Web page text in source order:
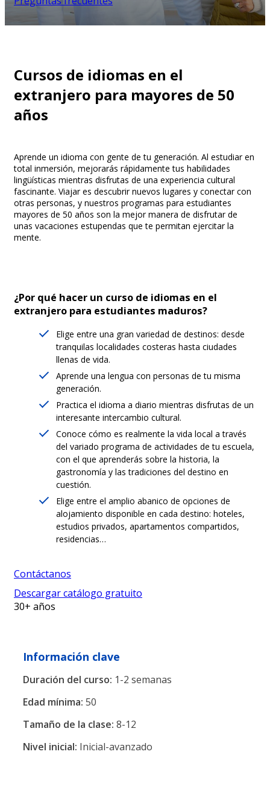
Cursos de idiomas en el
extranjero para mayores de 50
años
Aprende un idioma con gente de tu generación. Al estudiar en
total inmersión, mejorarás rápidamente tus habilidades
lingüísticas mientras disfrutas de una experiencia cultural
fascinante. Viajar es descubrir nuevos lugares y conectar con
otras personas, y nuestros programas para estudiantes
mayores de 50 años son la mejor manera de disfrutar de
unas vacaciones estupendas que te permitan ejercitar la
mente.
Información clave
Duración del curso: 1-2 semanas
Edad mínima: 50
Tamaño de la clase: 8-12
Nivel inicial: Inicial-avanzado
¿Por qué hacer un curso de idiomas en el
extranjero para estudiantes maduros?
Elige entre una gran variedad de destinos: desde
tranquilas localidades costeras hasta ciudades
llenas de vida.
Aprende una lengua con personas de tu misma
generación.
Practica el idioma a diario mientras disfrutas de un
interesante intercambio cultural.
Conoce cómo es realmente la vida local a través
del variado programa de actividades de tu escuela,
con el que aprenderás sobre la historia, la
gastronomía y las tradiciones del destino en
cuestión.
Elige entre el amplio abanico de opciones de
alojamiento disponible en cada destino: hoteles,
estudios privados, apartamentos compartidos,
residencias…
Contáctanos
Descargar catálogo gratuito
30+ años